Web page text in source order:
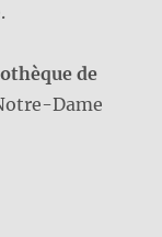
de
Dame